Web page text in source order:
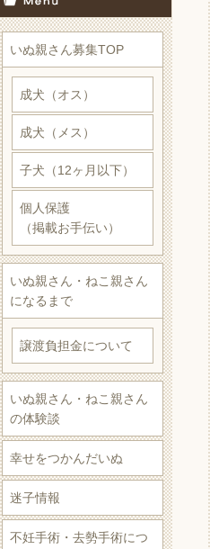
いぬ親さん募集TOP
成犬（オス）
成犬（メス）
子犬（12ヶ月以下）
個人保護
（掲載お手伝い）
いぬ親さん・ねこ親さん
になるまで
譲渡負担金について
いぬ親さん・ねこ親さん
の体験談
幸せをつかんだいぬ
迷子情報
不妊手術・去勢手術につ